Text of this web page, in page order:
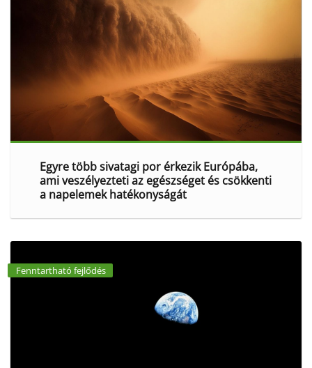
Egyre több sivatagi por érkezik Európába,
ami veszélyezteti az egészséget és csökkenti
a napelemek hatékonyságát
Fenntartható fejlődés